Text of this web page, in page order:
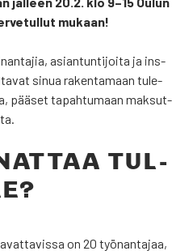
mukaan!
asian­tun­ti­joi­ta ja ins­
sinua raken­ta­maan tule­
pää­set tapah­tu­maan mak­sut­
TUL­
on 20 työ­nan­ta­jaa,